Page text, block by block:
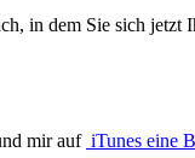
in dem Sie sich jetzt
mir auf iTunes eine